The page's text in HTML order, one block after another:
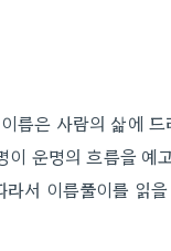
름은 사람의 삶에
운명의 흐름을 예
서 이름풀이를 읽